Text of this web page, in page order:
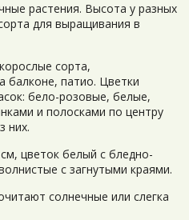
растения. Высота у разных
для выращивания в
сорта,
патио. Цветки
бело-розовые, белые,
и полосками по центру
них.
цветок белый с бледно-
с загнутыми краями.
солнечные или слегка